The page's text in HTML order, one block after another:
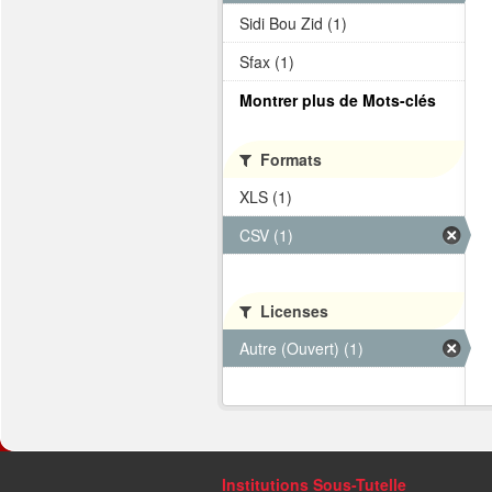
Sidi Bou Zid (1)
Sfax (1)
Montrer plus de Mots-clés
Formats
XLS (1)
CSV (1)
Licenses
Autre (Ouvert) (1)
Institutions Sous-Tutelle